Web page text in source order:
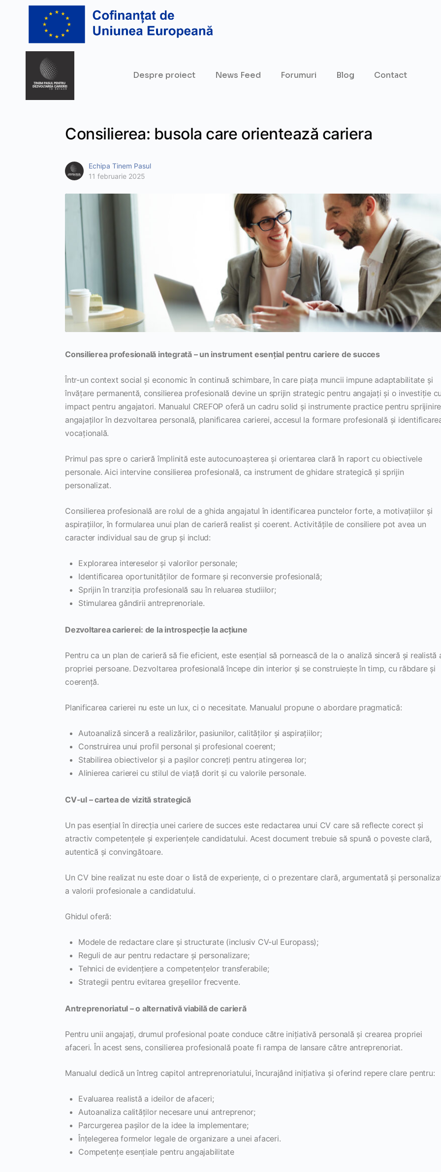
Despre proiect News Feed Forumuri Blog Contact
Consilierea: busola care orientează cariera
Echipa Tinem Pasul
11 februarie 2025
Consilierea profesională integrată – un instrument esențial pentru cariere de succes
Într-un context social și economic în continuă schimbare, în care piața muncii impune adaptabilitate și
învățare permanentă, consilierea profesională devine un sprijin strategic pentru angajați și o investiție
impact pentru angajatori. Manualul CREFOP oferă un cadru solid și instrumente practice pentru
angajaților în dezvoltarea personală, planificarea carierei, accesul la formare profesională și
vocațională.
Primul pas spre o carieră împlinită este autocunoașterea și orientarea clară în raport cu obiectivele
personale. Aici intervine consilierea profesională, ca instrument de ghidare strategică și sprijin
personalizat.
Consilierea profesională are rolul de a ghida angajatul în identificarea punctelor forte, a motivațiilor și
aspirațiilor, în formularea unui plan de carieră realist și coerent. Activitățile de consiliere pot avea un
caracter individual sau de grup și includ:
Explorarea intereselor și valorilor personale;
Identificarea oportunităților de formare și reconversie profesională;
Sprijin în tranziția profesională sau în reluarea studiilor;
Stimularea gândirii antreprenoriale.
Dezvoltarea carierei: de la introspecție la acțiune
Pentru ca un plan de carieră să fie eficient, este esențial să pornească de la o analiză sinceră și realistă
propriei persoane. Dezvoltarea profesională începe din interior și se construiește în timp, cu răbdare și
coerență.
Planificarea carierei nu este un lux, ci o necesitate. Manualul propune o abordare pragmatică:
Autoanaliză sinceră a realizărilor, pasiunilor, calităților și aspirațiilor;
Construirea unui profil personal și profesional coerent;
Stabilirea obiectivelor și a pașilor concreți pentru atingerea lor;
Alinierea carierei cu stilul de viață dorit și cu valorile personale.
CV-ul – cartea de vizită strategică
Un pas esențial în direcția unei cariere de succes este redactarea unui CV care să reflecte corect și
atractiv competențele și experiențele candidatului. Acest document trebuie să spună o poveste clară,
autentică și convingătoare.
Un CV bine realizat nu este doar o listă de experiențe, ci o prezentare clară, argumentată și
a valorii profesionale a candidatului.
Ghidul oferă:
Modele de redactare clare și structurate (inclusiv CV-ul Europass);
Reguli de aur pentru redactare și personalizare;
Tehnici de evidențiere a competențelor transferabile;
Strategii pentru evitarea greșelilor frecvente.
Antreprenoriatul – o alternativă viabilă de carieră
Pentru unii angajați, drumul profesional poate conduce către inițiativă personală și crearea propriei
afaceri. În acest sens, consilierea profesională poate fi rampa de lansare către antreprenoriat.
Manualul dedică un întreg capitol antreprenoriatului, încurajând inițiativa și oferind repere clare pentru:
Evaluarea realistă a ideilor de afaceri;
Autoanaliza calităților necesare unui antreprenor;
Parcurgerea pașilor de la idee la implementare;
Înțelegerea formelor legale de organizare a unei afaceri.
Competențe esențiale pentru angajabilitate